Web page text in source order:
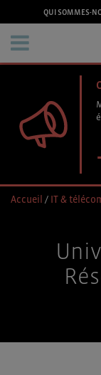
QUI SOMMES-
Accueil / IT &